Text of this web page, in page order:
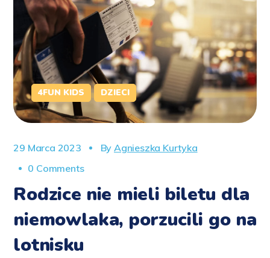
4FUN KIDS DZIECI
29 Marca 2023 ByAgnieszka Kurtyka
0 Comments
Rodzice nie mieli biletu dla
niemowlaka, porzucili go na
lotnisku